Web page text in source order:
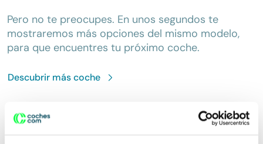
Pero no te preocupes. En unos segundos te
mostraremos más opciones del mismo modelo,
para que encuentres tu próximo coche.
Descubrir máscoche